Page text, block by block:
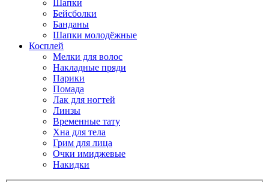
Шапки
Бейсболки
Банданы
Шапки молодёжные
Косплей
Мелки для волос
Накладные пряди
Парики
Помада
Лак для ногтей
Линзы
Временные тату
Хна для тела
Грим для лица
Очки имиджевые
Накидки